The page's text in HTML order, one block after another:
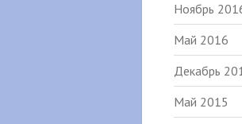
Ноябрь
Май 2016
Декабрь
Май 2015